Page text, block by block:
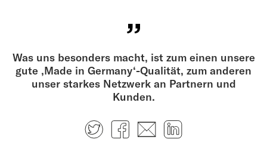
Was uns besonders macht, ist zum einen unsere
gute ‚Made in Germany‘-Qualität, zum anderen
unser starkes Netzwerk an Partnern und
Kunden.
TwitterFacebook
E-mail